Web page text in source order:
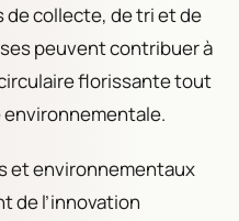
de collecte, de tri et de
peuvent contribuer à
florissante tout
et environnementaux
de l’innovation